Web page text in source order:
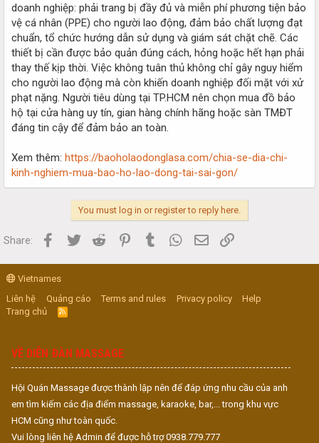
doanh nghiệp: phải trang bị đầy đủ và miễn phí phương tiện bảo
vệ cá nhân (PPE) cho người lao động, đảm bảo chất lượng đạt
chuẩn, tổ chức hướng dẫn sử dụng và giám sát chặt chẽ. Các
thiết bị cần được bảo quản đúng cách, hỏng hoặc hết hạn phải
thay thế kịp thời. Việc không tuân thủ không chỉ gây nguy hiểm
cho người lao động mà còn khiến doanh nghiệp đối mặt với xử
phạt nặng. Người tiêu dùng tại TP.HCM nên chọn mua đồ bảo
hộ tại cửa hàng uy tín, gian hàng chính hãng hoặc sàn TMĐT
đáng tin cậy để đảm bảo an toàn.
Xem thêm: https://baoholaodonglasa.com/chia-se-dia-chi-
kinh-nghiem-mua-bao-ho-lao-dong-tai-sai-gon/
You must log in or register to reply here.
Share: Facebook
Twitter Reddit PinterestTumblr WhatsApp
Email
Vietnames
Liên hệ
Quảng cáo Terms and rules Privacy policy
Help
Trang chủ
R
S
VỀ DIỄN ĐÀN MASSAGE
Hội Quán Massage được thành lập nên để đáp ứng nhu cầu của anh
em tìm kiếm các địa điểm massage, karaoke, bar,... trong khu vực
HCM cũng như toàn quốc.
Vui lòng liên hệ Admin để được hỗ trợ 0938.779.777